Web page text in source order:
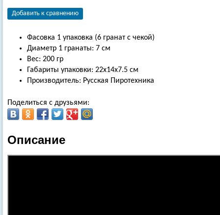
Добавить к сравнению
Фасовка 1 упаковка (6 гранат с чекой)
Диаметр 1 гранаты: 7 см
Вес: 200 гр
Габариты упаковки: 22х14х7.5 см
Производитель: Русская Пиротехника
Поделиться с друзьями:
Описание